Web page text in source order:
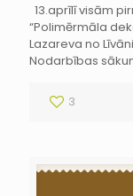
13.aprīlī visām
“Polimērmāla
Lazareva no
Nodarbības
3